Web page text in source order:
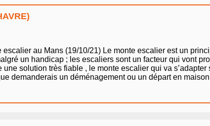
escalier au Mans (19/10/21) Le monte escalier est un
un handicap ; les escaliers sont un facteur qui vont
solution très fiable , le monte escalier qui va
demanderais un déménagement ou un départ en